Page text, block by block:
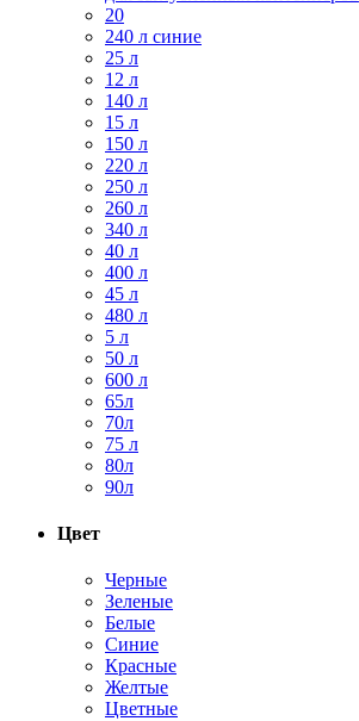
20
240 л синие
25 л
12 л
140 л
15 л
150 л
220 л
250 л
260 л
340 л
40 л
400 л
45 л
480 л
5 л
50 л
600 л
65л
70л
75 л
80л
90л
Цвет
Черные
Зеленые
Белые
Синие
Красные
Желтые
Цветные